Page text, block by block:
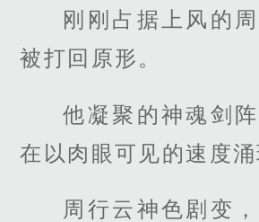
刚刚占据上风的
被打回原形。
他凝聚的神魂剑
在以肉眼可见的速度涌
周行云神色剧变